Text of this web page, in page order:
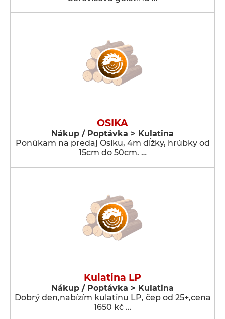
OSIKA
Nákup / Poptávka > Kulatina
Ponúkam na predaj Osiku, 4m dĺžky, hrúbky od
15cm do 50cm. …
Kulatina LP
Nákup / Poptávka > Kulatina
Dobrý den,nabízím kulatinu LP, čep od 25+,cena
1650 kč …